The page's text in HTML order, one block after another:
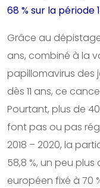
68 % sur la période
Grâce au
ans, combiné à la
papillomavirus des
dès 11 ans, ce
Pourtant, plus de
font pas ou pas
2018 – 2020, la
58,8 %, un peu
européen fixé à 70